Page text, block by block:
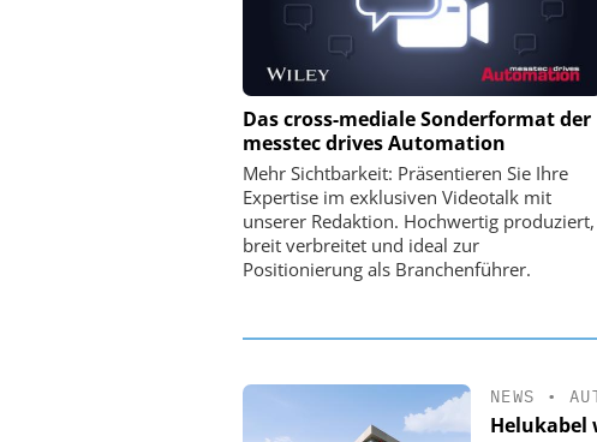
Das cross-mediale Sonderformat der
messtec drives Automation
Mehr Sichtbarkeit: Präsentieren Sie Ihre
Expertise im exklusiven Videotalk mit
unserer Redaktion. Hochwertig produziert,
breit verbreitet und ideal zur
Positionierung als Branchenführer.
PHYSIK INSTRUMENTE (PI)
CO. KG
Optische Laserlinks für LEO-
Satelliten: Blitzschnelle
PI-Kippspiegeln!
NEWS •
Helukabel